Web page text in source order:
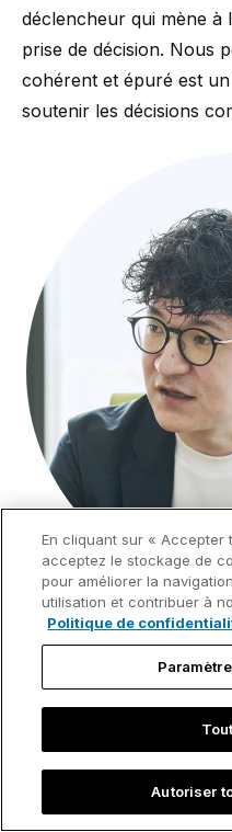
déclencheur qui mène à
prise de décision. Nous
cohérent et épuré est
soutenir les décisions
We want to
system
consulting, so
company can
essential work.
En cliquant sur « Accepter
acceptez le stockage de
pour améliorer la
utilisation et contribuer à
Politique de
Autoriser